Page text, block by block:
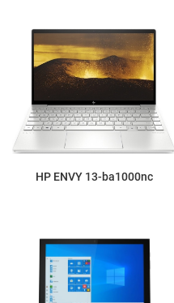
HP ENVY 13-ba1000nc